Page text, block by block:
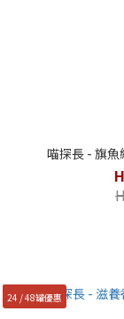
喵探長 - 旗魚
24 / 48罐優惠